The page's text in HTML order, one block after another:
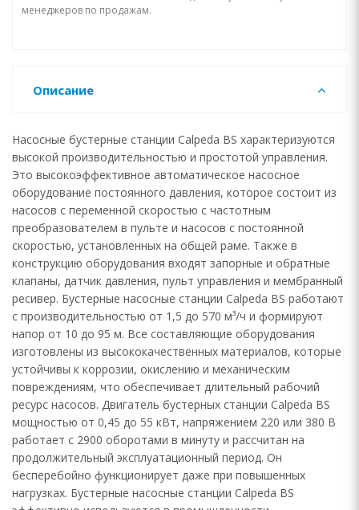
менеджеров по продажам.
Описание
Насосные бустерные станции Calpeda BS характеризуются
высокой производительностью и простотой управления.
Это высокоэффективное автоматическое насосное
оборудование постоянного давления, которое состоит из
насосов с переменной скоростью с частотным
преобразователем в пульте и насосов с постоянной
скоростью, установленных на общей раме. Также в
конструкцию оборудования входят запорные и обратные
клапаны, датчик давления, пульт управления и мембранный
ресивер. Бустерные насосные станции Calpeda BS работают
с производительностью от 1,5 до 570 м³/ч и формируют
напор от 10 до 95 м. Все составляющие оборудования
изготовлены из высококачественных материалов, которые
устойчивы к коррозии, окислению и механическим
повреждениям, что обеспечивает длительный рабочий
ресурс насосов. Двигатель бустерных станции Calpeda BS
мощностью от 0,45 до 55 кВт, напряжением 220 или 380 В
работает с 2900 оборотами в минуту и рассчитан на
продолжительный эксплуатационный период. Он
бесперебойно функционирует даже при повышенных
нагрузках. Бустерные насосные станции Calpeda BS